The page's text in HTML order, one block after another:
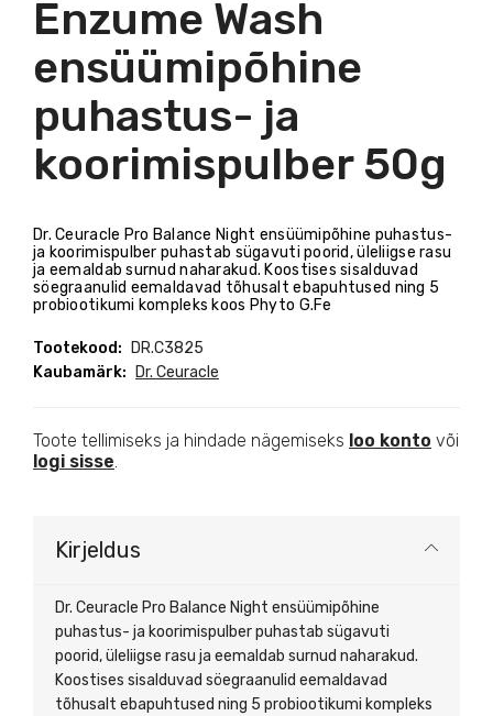
Enzume Wash
ensüümipõhine
puhastus- ja
koorimispulber 50g
Dr. Ceuracle Pro Balance Night ensüümipõhine puhastus-
ja koorimispulber puhastab sügavuti poorid, üleliigse rasu
ja eemaldab surnud naharakud. Koostises sisalduvad
söegraanulid eemaldavad tõhusalt ebapuhtused ning 5
probiootikumi kompleks koos Phyto G.Fe
Tootekood:
DR.C3825
Kaubamärk:
Dr. Ceuracle
Toote tellimiseks ja hindade nägemiseks loo konto või
logi sisse.
Kirjeldus
Dr. Ceuracle Pro Balance Night ensüümipõhine
puhastus- ja koorimispulber puhastab sügavuti
poorid, üleliigse rasu ja eemaldab surnud naharakud.
Koostises sisalduvad söegraanulid eemaldavad
tõhusalt ebapuhtused ning 5 probiootikumi kompleks